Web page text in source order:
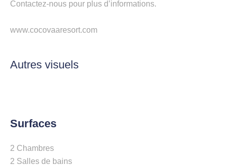
Contactez-nous pour plus d’informations.
www.cocovaaresort.com
Autres visuels
Surfaces
2 Chambres
2 Salles de bains